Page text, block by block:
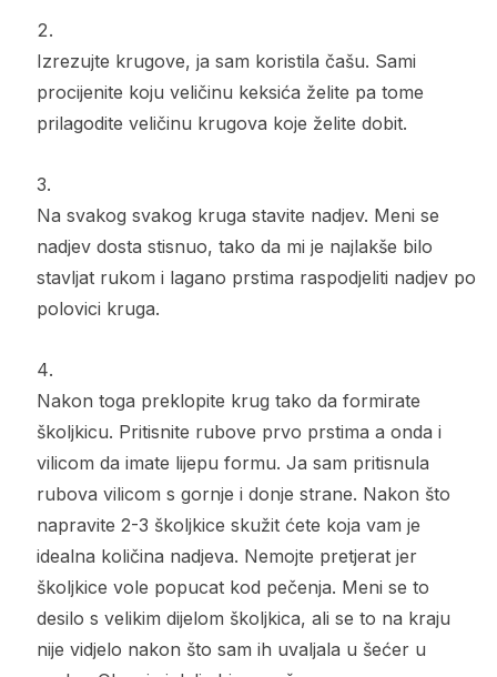
Izrezujte krugove, ja sam koristila čašu. Sami
procijenite koju veličinu keksića želite pa tome
prilagodite veličinu krugova koje želite dobit.
Na svakog svakog kruga stavite nadjev. Meni se
nadjev dosta stisnuo, tako da mi je najlakše bilo
stavljat rukom i lagano prstima raspodjeliti nadjev po
polovici kruga.
Nakon toga preklopite krug tako da formirate
školjkicu. Pritisnite rubove prvo prstima a onda i
vilicom da imate lijepu formu. Ja sam pritisnula
rubova vilicom s gornje i donje strane. Nakon što
napravite 2-3 školjkice skužit ćete koja vam je
idealna količina nadjeva. Nemojte pretjerat jer
školjkice vole popucat kod pečenja. Meni se to
desilo s velikim dijelom školjkica, ali se to na kraju
nije vidjelo nakon što sam ih uvaljala u šećer u